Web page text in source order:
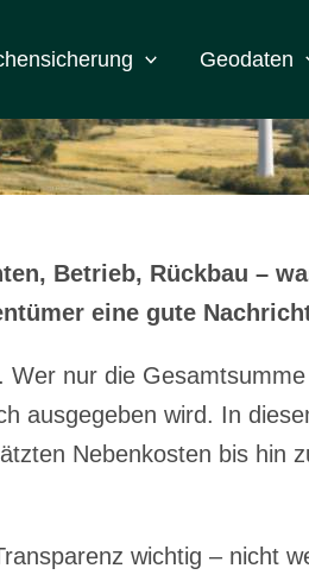
Geodaten
Betrieb, Rückbau –
eine gute
nur die
ausgegeben wird. In
Nebenkosten bis hin
wichtig – nicht